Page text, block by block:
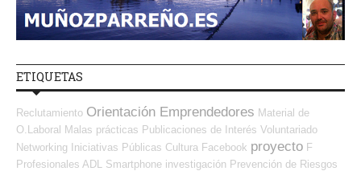
ETIQUETAS
Reclutamiento Orientación Emprendedores Material de
O.Laboral Malas prácticas Publicaciones de Interés Voluntariado
Networking Iniciativas Públicas Cultura Facebook proyecto F
Profesionales ADL
Smartphone investigación Prevención de Riesgos